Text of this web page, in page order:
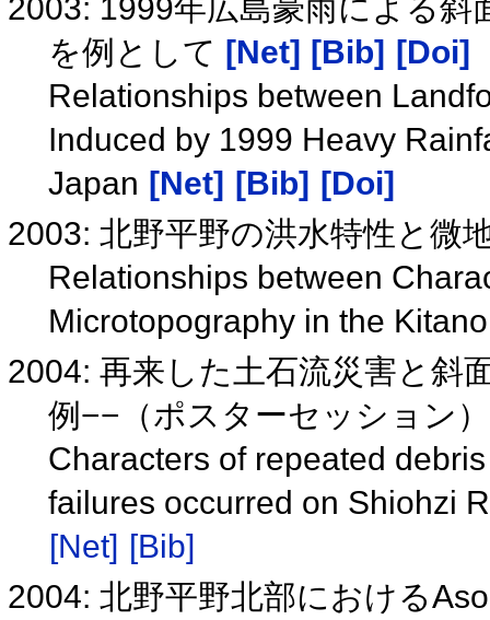
2003: 1999年広島豪雨による斜
を例として [Net] [Bib]
[Doi]
Relationships between
Induced by 1999 Heavy
Japan [Net] [Bib]
[Doi]
2003: 北野平野の洪水特性と微
Relationships between
Microtopography in the
2004: 再来した土石流災害と斜
例−−（ポスターセッション
Characters of repeated
failures occurred on Shiohzi
[Net] [Bib]
2004: 北野平野北部における